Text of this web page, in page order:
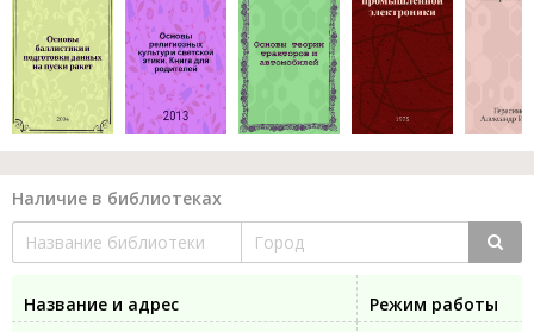
Наличие в библиотеках
Название и адрес
Режим работы